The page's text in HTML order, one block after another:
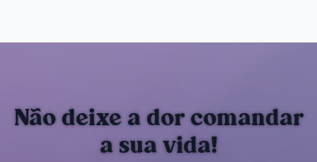
Não deixe a dor comandar
a sua vida!